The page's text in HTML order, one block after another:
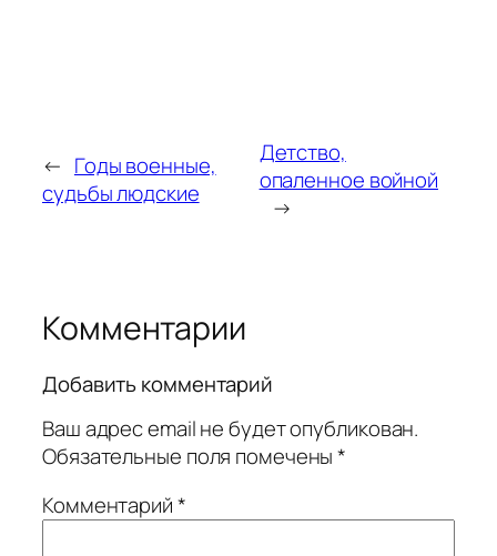
← Годы военные,
судьбы людские
Детство,
опаленное войной
→
Комментарии
Добавить комментарий
Ваш адрес email не будет опубликован.
Обязательные поля помечены*
Комментарий*